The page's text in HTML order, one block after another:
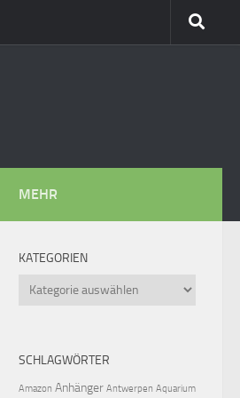
MEHR
KATEGORIEN
Kategorien
SCHLAGWÖRTER
Amazon Anhänger Antwerpen Aquarium